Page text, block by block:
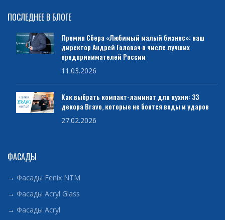
ПОСЛЕДНЕЕ В БЛОГЕ
Премия Сбера «Любимый малый бизнес»: наш
директор Андрей Головач в числе лучших
предпринимателей России
11.03.2026
Как выбрать компакт-ламинат для кухни: 33
декора Bravo, которые не боятся воды и ударов
27.02.2026
ФАСАДЫ
→ Фасады Fenix NTM
→ Фасады Acryl Glass
→ Фасады Acryl